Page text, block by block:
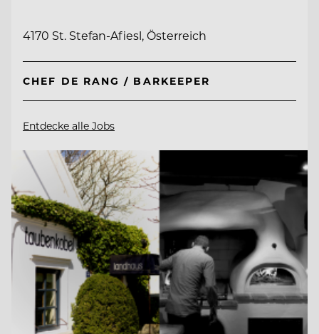
4170 St. Stefan-Afiesl, Österreich
CHEF DE RANG / BARKEEPER
Entdecke alle Jobs